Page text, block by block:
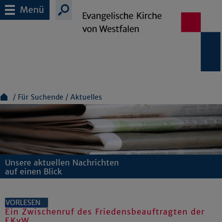
Menü
Für Suchende Aktuelles
Unsere aktuellen Nachrichten
auf einen Blick
VORLESEN
Ein Zwischenruf des Friedensbeauftragten der